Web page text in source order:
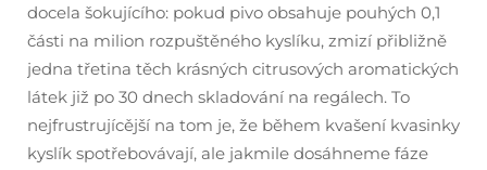
docela šokujícího: pokud pivo obsahuje pouhých 0,1
části na milion rozpuštěného kyslíku, zmizí přibližně
jedna třetina těch krásných citrusových aromatických
látek již po 30 dnech skladování na regálech. To
nejfrustrujícější na tom je, že během kvašení kvasinky
kyslík spotřebovávají, ale jakmile dosáhneme fáze